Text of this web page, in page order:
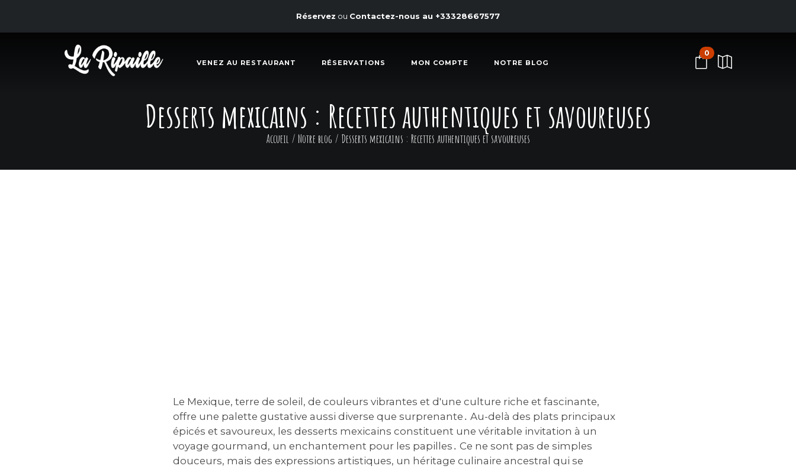
Réservez ou Contactez-nous au +33328667577
VENEZ AU RESTAURANT RÉSERVATIONS MON COMPTE NOTRE BLOG
0
Desserts mexicains : Recettes authentiques et savoureuses
Accueil/ Notre blog / Desserts mexicains : Recettes authentiques et savoureuses
Le Mexique, terre de soleil, de couleurs vibrantes et d'une culture riche et fascinante,
offre une palette gustative aussi diverse que surprenante․ Au-delà des plats principaux
épicés et savoureux, les desserts mexicains constituent une véritable invitation à un
voyage gourmand, un enchantement pour les papilles․ Ce ne sont pas de simples
douceurs, mais des expressions artistiques, un héritage culinaire ancestral qui se